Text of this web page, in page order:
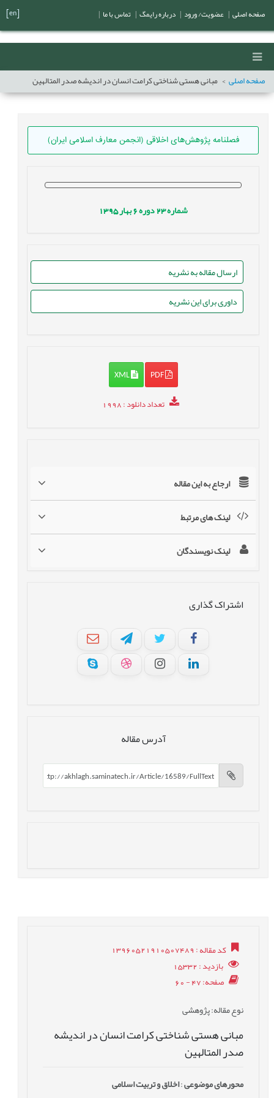
صفحه اصلی مبانی هستی شناختی کرامت انسان در اندیشه صدر المتالهین
فصلنامه پژوهش‌های اخلاقی (انجمن معارف اسلامی ایران)
شماره23 دوره6 بهار1395
ارسال مقاله به نشریه
داوری برای این نشریه
PDF
XML
تعداد دانلود: 1998
ارجاع به این مقاله
لینک های مرتبط
لینک نویسندگان
اشتراک گذاری
آدرس مقاله
کد مقاله: 13960521910507489
بازدید: 15332
صفحه: 47 - 60
نوع مقاله: پژوهشی
مبانی هستی شناختی کرامت انسان در اندیشه
صدر المتالهین
محورهای موضوعی:اخلاق و تربیت اسلامی
صفحه اصلی عضویت/ ورود درباره رایمگ تماس با ما